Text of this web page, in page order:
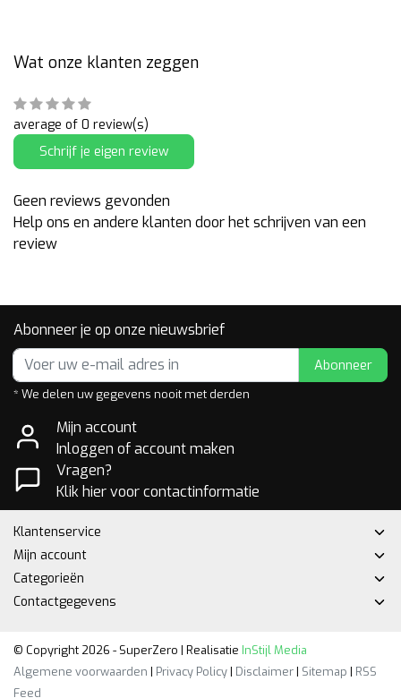
Wat onze klanten zeggen
average of 0 review(s)
Schrijf je eigen review
Geen reviews gevonden
Help ons en andere klanten door het schrijven van een
review
Abonneer je op onze nieuwsbrief
Abonneer
* We delen uw gegevens nooit met derden
Mijn account
Inloggen of account maken
Vragen?
Klik hier voor contactinformatie
Klantenservice
Mijn account
Categorieën
Contactgegevens
© Copyright 2026 - SuperZero | Realisatie InStijl Media
Algemene voorwaarden | Privacy Policy| Disclaimer| Sitemap | RSS
Feed